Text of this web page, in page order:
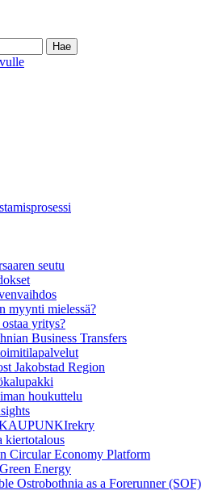
seutu
myynti mielessä?
yritys?
Business Transfers
Jakobstad Region
houkuttelu
kiertotalous
Circular Economy Platform
Energy
Ostrobothnia as a Forerunner (SOF)